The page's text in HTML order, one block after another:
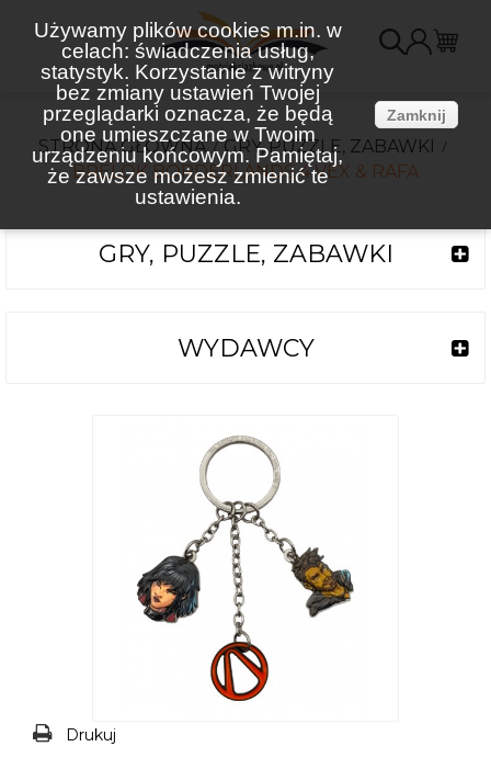
Używamy plików cookies m.in. w
celach: świadczenia usług,
statystyk. Korzystanie z witryny
bez zmiany ustawień Twojej
przeglądarki oznacza, że będą
one umieszczane w Twoim
urządzeniu końcowym. Pamiętaj,
że zawsze możesz zmienić te
ustawienia.
Zamknij
STRONA GŁÓWNA
GRY, PUZZLE, ZABAWKI
BRELOK BORDERLANDS 4 VEX & RAFA
GRY, PUZZLE, ZABAWKI
WYDAWCY
Drukuj